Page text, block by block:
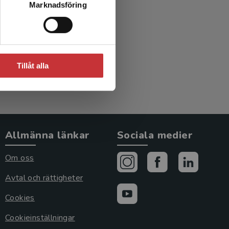
Marknadsföring
Tillåt alla
Allmänna länkar
Om oss
Avtal och rättigheter
Cookies
Cookieinställningar
Sociala medier